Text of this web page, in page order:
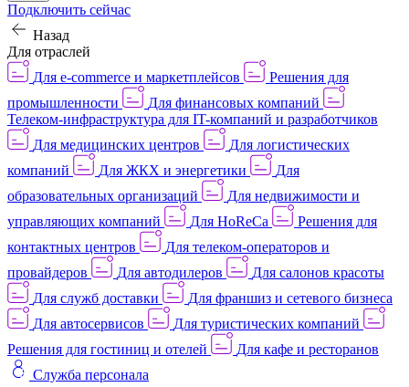
Подключить сейчас
Назад
Для отраслей
Для e-commerce и маркетплейсов
Решения для
промышленности
Для финансовых компаний
Телеком-инфраструктура для IT-компаний и разработчиков
Для медицинских центров
Для логистических
компаний
Для ЖКХ и энергетики
Для
образовательных организаций
Для недвижимости и
управляющих компаний
Для HoReCa
Решения для
контактных центров
Для телеком-операторов и
провайдеров
Для автодилеров
Для салонов красоты
Для служб доставки
Для франшиз и сетевого бизнеса
Для автосервисов
Для туристических компаний
Решения для гостиниц и отелей
Для кафе и ресторанов
Служба персонала